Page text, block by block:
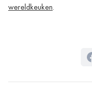
wereldkeuken.